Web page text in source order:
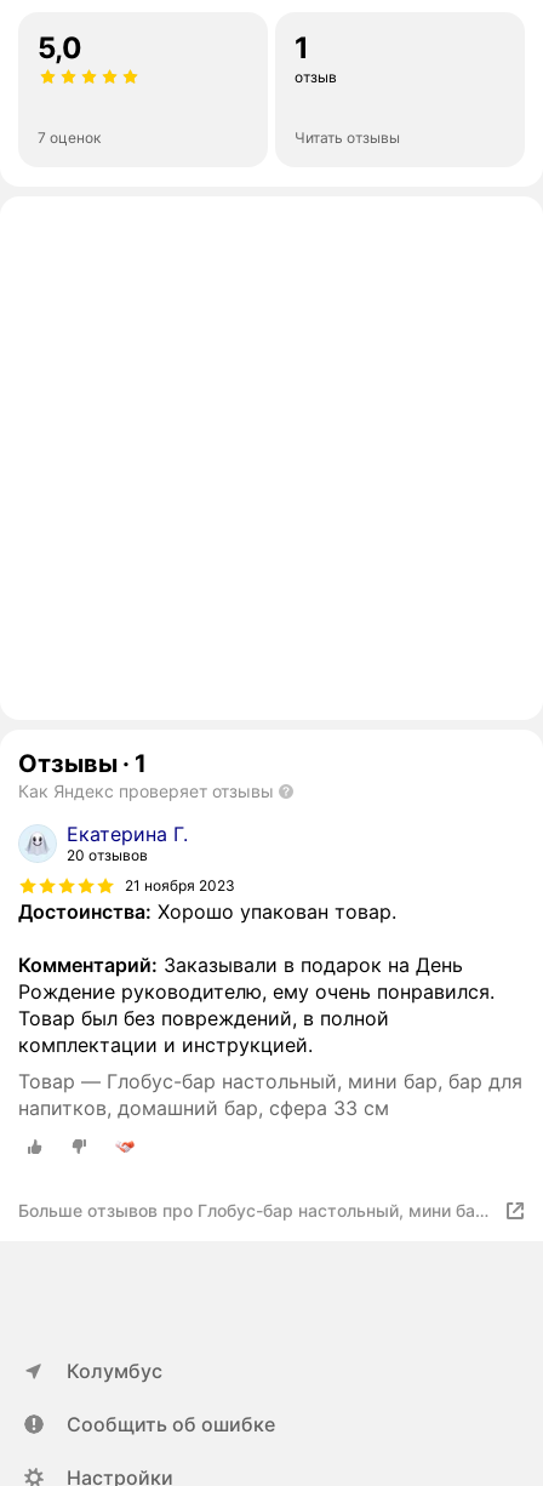
5,0
7 оценок
1
отзыв
Читать отзывы
Отзывы · 1
Как Яндекс проверяет отзывы
Екатерина Г.
20 отзывов
21 ноября 2023
Достоинства: Хорошо упакован товар.
Комментарий: Заказывали в подарок на День
Рождение руководителю, ему очень понравился.
Товар был без повреждений, в полной
комплектации и инструкцией.
Товар — Глобус-бар настольный, мини бар, бар для
напитков, домашний бар, сфера 33 см
Больше отзывов про Глобус-бар настольный, мини бар,
Колумбус
Сообщить об ошибке
Настройки